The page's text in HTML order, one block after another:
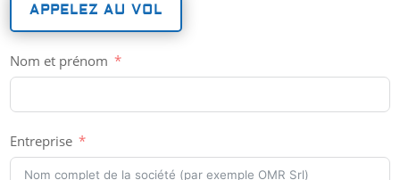
APPELEZ AU VOL
Nom et prénom
Entreprise